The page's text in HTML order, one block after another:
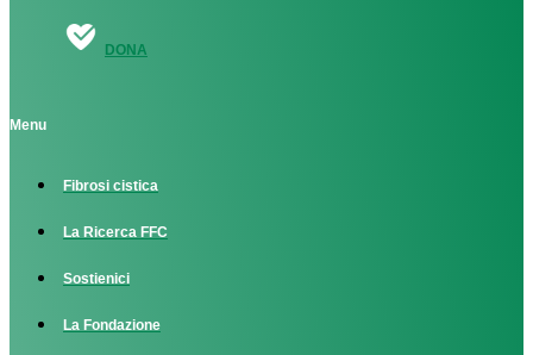
DONA
Menu
Fibrosi cistica
La Ricerca FFC
Sostienici
La Fondazione